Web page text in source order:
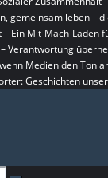
gemeinsam leben –
– Ein Mit-Mach-
Verantwortung
Medien den Ton
Geschichten